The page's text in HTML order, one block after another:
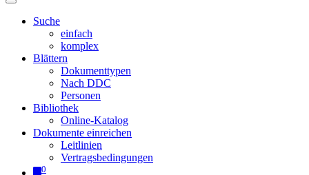
Suche
einfach
komplex
Blättern
Dokumenttypen
Nach DDC
Personen
Bibliothek
Online-Katalog
Dokumente einreichen
Leitlinien
Vertragsbedingungen
0